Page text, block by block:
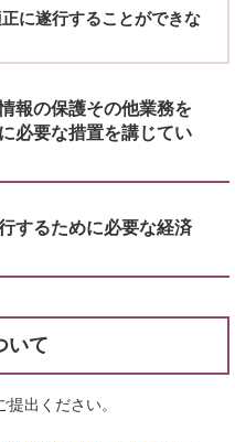
に遂行することができな
報の保護その他業務を
必要な措置を講じてい
するために必要な経済
いて
出ください。